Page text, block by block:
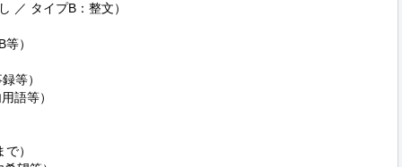
／ タイプB：整文）
）
等）
語等）
）